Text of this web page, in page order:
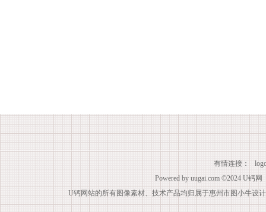
有情连接：
Powered by uugai.com ©2024 U钙网
U钙网站的所有图像素材、技术产品均归属于惠州市图小牛设